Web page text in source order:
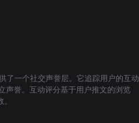
了一个社交声誉层。它追踪用户的互动
誉。互动评分基于用户推文的浏览